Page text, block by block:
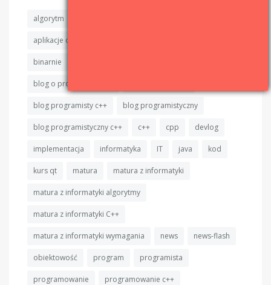
algorytm
aplikacje okienkowe
binarnie
blog o programowaniu
blog programisty c++ blog programistyczny
blog programistyczny c++ c++ cpp devlog
implementacja informatyka IT java kod
kurs qt matura matura z informatyki
matura z informatyki algorytmy
matura z informatyki C++
matura z informatyki wymagania news news-flash
obiektowość program programista
programowanie programowanie c++